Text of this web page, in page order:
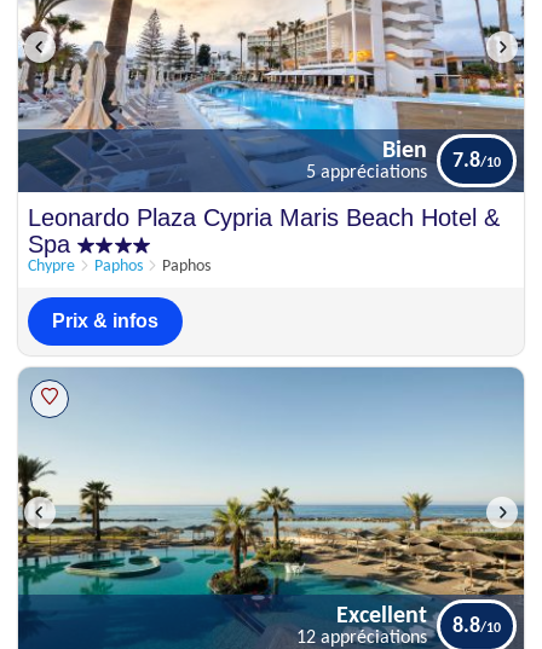
Bien 7.8
Leonardo Plaza Cypria Maris Beach Hotel &
Spa
Chypre Paphos Paphos
Bien
5 appréciations
7.8
Prix & infos
Excellent
12 appréciations
8.8